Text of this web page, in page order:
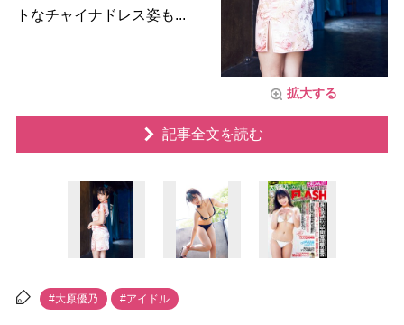
拡大する
トなチャイナドレス姿も...
記事全文を読む
#大原優乃 #アイドル